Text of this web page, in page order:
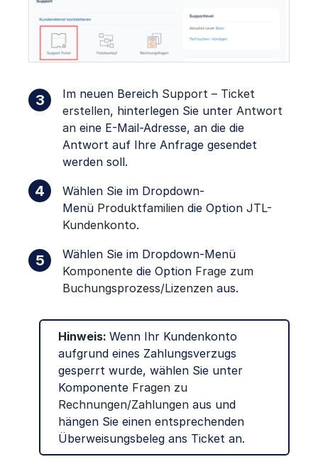
Im neuen Bereich Support – Ticket
erstellen, hinterlegen Sie unter Antwort
an eine E-Mail-Adresse, an die die
Antwort auf Ihre Anfrage gesendet
werden soll.
Wählen Sie im Dropdown-
Menü Produktfamilien die Option JTL-
Kundenkonto.
Wählen Sie im Dropdown-Menü
Komponente die Option Frage zum
Buchungsprozess/Lizenzen aus.
Hinweis: Wenn Ihr Kundenkonto
aufgrund eines Zahlungsverzugs
gesperrt wurde, wählen Sie unter
Komponente Fragen zu
Rechnungen/Zahlungen aus und
hängen Sie einen entsprechenden
Überweisungsbeleg ans Ticket an.